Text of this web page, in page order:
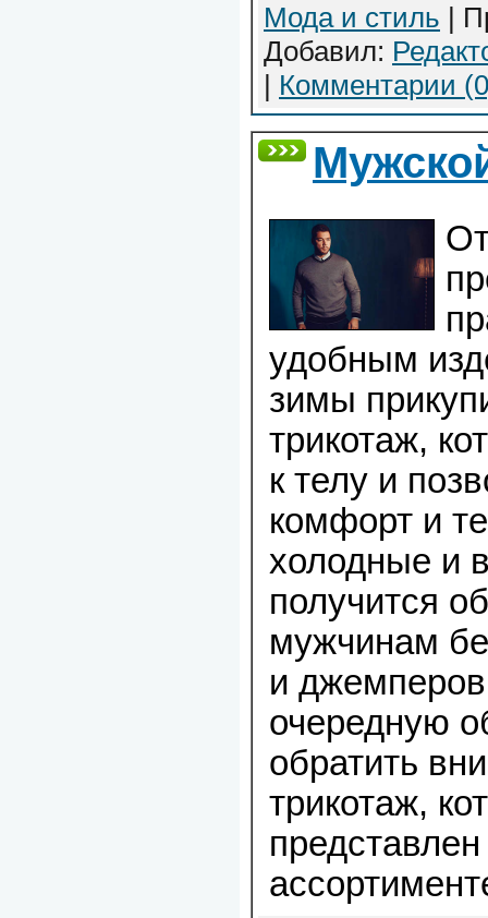
Мода и стиль |
Добавил:
| Комментарии
удобным
зимы
трикотаж,
к телу и
комфорт и
холодные и
получится
мужчинам
и
очередную
обратить
трикотаж,